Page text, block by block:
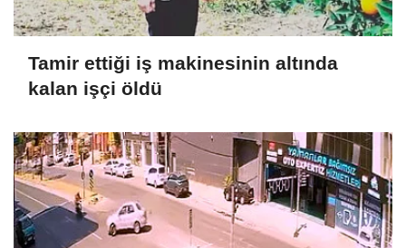
Tamir ettiği iş makinesinin altında
kalan işçi öldü